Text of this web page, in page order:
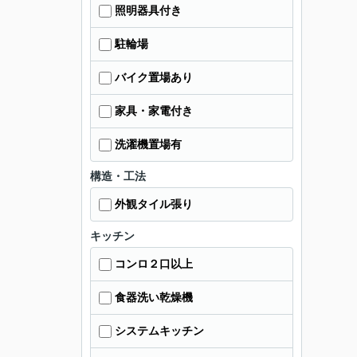
照明器具付き
駐輪場
バイク置場あり
家具・家電付き
洗濯機置場有
構造・工法
外観タイル張り
キッチン
コンロ２口以上
食器洗い乾燥機
システムキッチン